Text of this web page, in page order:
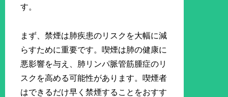
す。
まず、禁煙は肺疾患のリスクを大幅に減
らすために重要です。喫煙は肺の健康に
悪影響を与え、肺リンパ脈管筋腫症のリ
スクを高める可能性があります。喫煙者
はできるだけ早く禁煙することをおすす